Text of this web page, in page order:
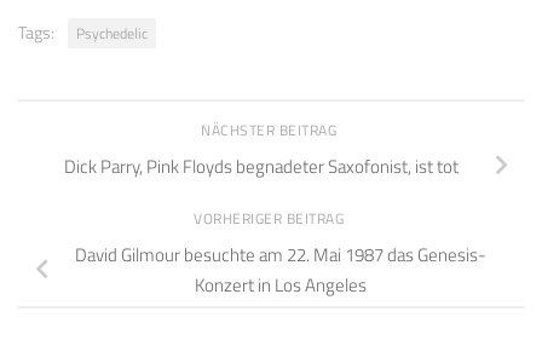
Tags: Psychedelic
NÄCHSTER BEITRAG
Dick Parry, Pink Floyds begnadeter Saxofonist, ist tot
VORHERIGER BEITRAG
David Gilmour besuchte am 22. Mai 1987 das Genesis-
Konzert in Los Angeles